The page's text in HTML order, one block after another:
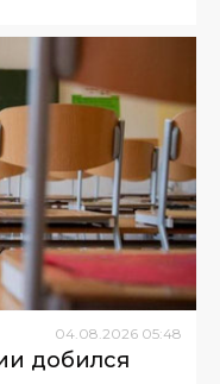
04 08 2026 05:48
добился